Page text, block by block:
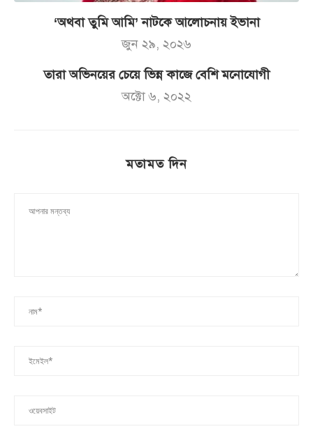
‘অথবা তুমি আমি’ নাটকে আলোচনায় ইভানা
জুন ২৯, ২০২৬
তারা অভিনয়ের চেয়ে ভিন্ন কাজে বেশি মনোযোগী
অক্টো ৬, ২০২২
মতামত দিন